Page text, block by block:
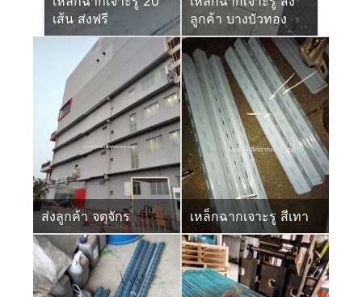
เส้น ส่งฟรี
ลูกค้า บางบัวทอง
ส่งลูกค้า จตุจักร เหล็กฉากเจาะรู สีเทา